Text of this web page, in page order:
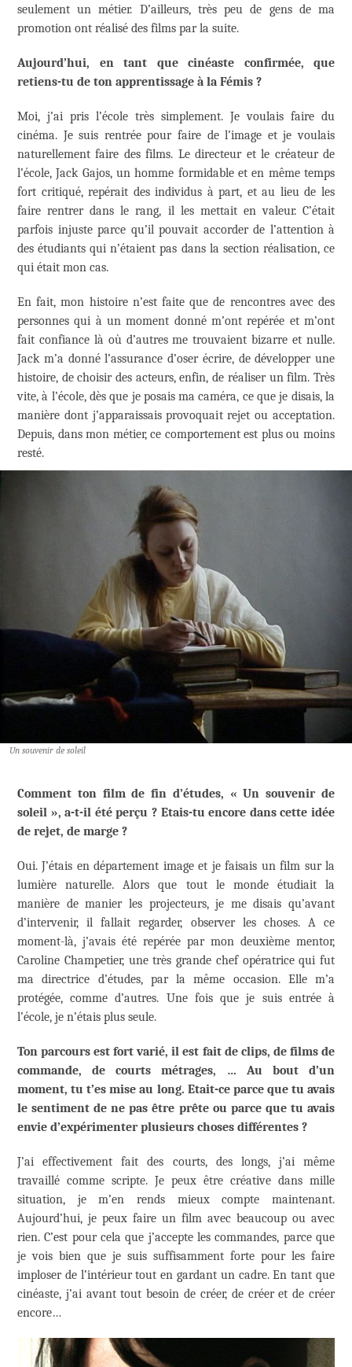
seulement un métier. D’ailleurs, très peu de gens de ma
promotion ont réalisé des films par la suite.
Aujourd’hui, en tant que cinéaste confirmée, que
retiens-tu de ton apprentissage à la Fémis ?
Moi, j’ai pris l’école très simplement. Je voulais faire du
cinéma. Je suis rentrée pour faire de l’image et je voulais
naturellement faire des films. Le directeur et le créateur de
l’école, Jack Gajos, un homme formidable et en même temps
fort critiqué, repérait des individus à part, et au lieu de les
faire rentrer dans le rang, il les mettait en valeur. C’était
parfois injuste parce qu’il pouvait accorder de l’attention à
des étudiants qui n’étaient pas dans la section réalisation, ce
qui était mon cas.
En fait, mon histoire n’est faite que de rencontres avec des
personnes qui à un moment donné m’ont repérée et m’ont
fait confiance là où d’autres me trouvaient bizarre et nulle.
Jack m’a donné l’assurance d’oser écrire, de développer une
histoire, de choisir des acteurs, enfin, de réaliser un film. Très
vite, à l’école, dès que je posais ma caméra, ce que je disais, la
manière dont j’apparaissais provoquait rejet ou acceptation.
Depuis, dans mon métier, ce comportement est plus ou moins
resté.
Un souvenir de soleil
Comment ton film de fin d’études, « Un souvenir de
soleil », a-t-il été perçu ? Etais-tu encore dans cette idée
de rejet, de marge ?
Oui. J’étais en département image et je faisais un film sur la
lumière naturelle. Alors que tout le monde étudiait la
manière de manier les projecteurs, je me disais qu’avant
d’intervenir, il fallait regarder, observer les choses. A ce
moment-là, j’avais été repérée par mon deuxième mentor,
Caroline Champetier, une très grande chef opératrice qui fut
ma directrice d’études, par la même occasion. Elle m’a
protégée, comme d’autres. Une fois que je suis entrée à
l’école, je n’étais plus seule.
Ton parcours est fort varié, il est fait de clips, de films de
commande, de courts métrages, … Au bout d’un
moment, tu t’es mise au long. Etait-ce parce que tu avais
le sentiment de ne pas être prête ou parce que tu avais
envie d’expérimenter plusieurs choses différentes ?
J’ai effectivement fait des courts, des longs, j’ai même
travaillé comme scripte. Je peux être créative dans mille
situation, je m’en rends mieux compte maintenant.
Aujourd’hui, je peux faire un film avec beaucoup ou avec
rien. C’est pour cela que j’accepte les commandes, parce que
je vois bien que je suis suffisamment forte pour les faire
imploser de l’intérieur tout en gardant un cadre. En tant que
cinéaste, j’ai avant tout besoin de créer, de créer et de créer
encore…